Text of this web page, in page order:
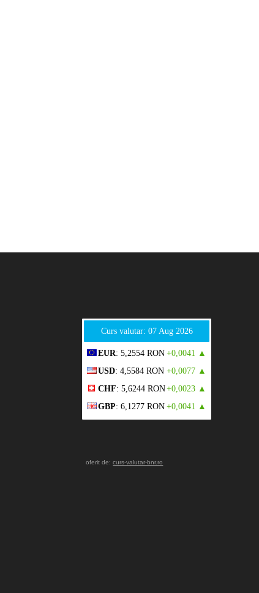
Curs valutar: 07 Aug 2026
EUR: 5,2554 RON +0,0041 ▲
USD: 4,5584 RON +0,0077 ▲
CHF: 5,6244 RON+0,0023 ▲
GBP: 6,1277 RON +0,0041 ▲
oferit de:curs-valutar-bnr.ro